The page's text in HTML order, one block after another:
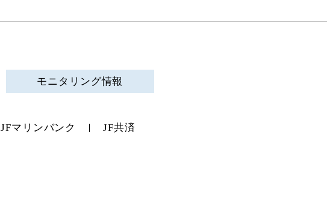
モニタリング情報
JFマリンバンク JF共済